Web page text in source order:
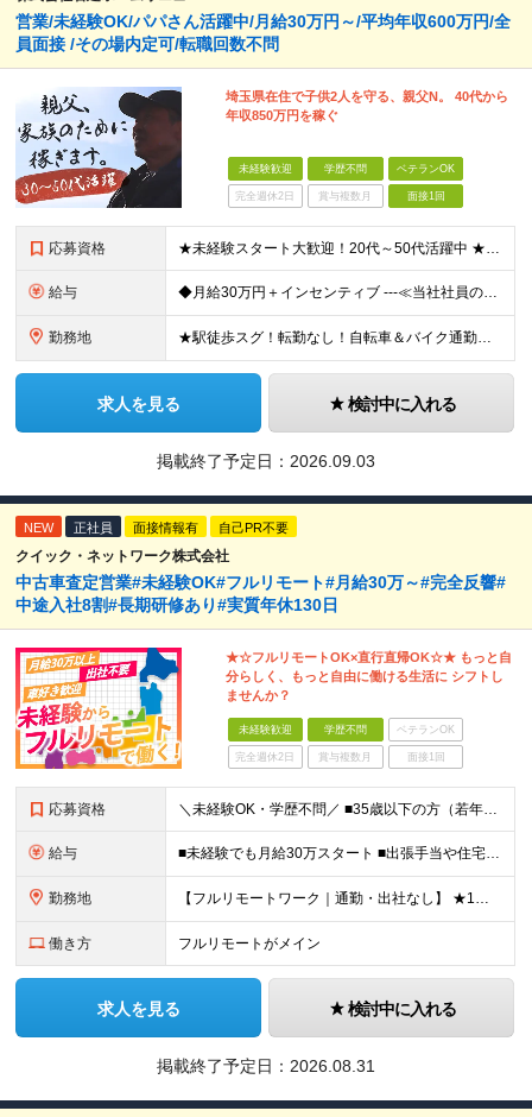
営業/未経験OK/パパさん活躍中/月給30万円～/平均年収600万円/全
員面接 /その場内定可/転職回数不問
埼玉県在住で子供2人を守る、親父N。 40代から
年収850万円を稼ぐ
未経験歓迎 学歴不問 ベテランOK
完全週休2日 賞与複数月 面接1回
応募資格 ★未経験スタート大歓迎！20代～50代活躍中 ★学歴・転職回数・ブランク不問 ★人柄重視の採用です！ ◆60歳未満の方【定年年齢を上限として募集するため】
給与 ◆月給30万円＋インセンティブ ---≪当社社員の実際の給与例≫--- ★元解体作業員・S（29歳） ・最高月収：67万8836円（総支給） ★元電気工事士・N（47歳） ・最高月収：96万508
勤務地 ★駅徒歩スグ！転勤なし！自転車＆バイク通勤相談OK 【本社】東京都足立区綾瀬2-27-12 (変更の範囲)上記を除く当社関連勤務地
求人を見る 検討中に入れる
掲載終了予定日： 2026.09.03
NEW 正社員 面接情報有 自己PR不要
クイック・ネットワーク株式会社
中古車査定営業#未経験OK#フルリモート#月給30万～#完全反響#
中途入社8割#長期研修あり#実質年休130日
★☆フルリモートOK×直行直帰OK☆★ もっと自
分らしく、もっと自由に働ける生活に シフトし
ませんか？
未経験歓迎 学歴不問 ベテランOK
完全週休2日 賞与複数月 面接1回
応募資格 ＼未経験OK・学歴不問／ ■35歳以下の方（若年層の長期キャリア形成のため） ■第二新卒OK ■普通自動車免許（AT）をお持ちの方 ▼▽こんな方はぜひご応募ください！▽▼ 「車の運転が好き！」 「地
給与 ■未経験でも月給30万スタート ■出張手当や住宅手当あり 【東京都・神奈川県】 月給35万円～60万円＋インセンティブ＋賞与＋諸手当 上記月給は、月42時間分の固定残業代（月8万3900円以上）を含
勤務地 【フルリモートワーク｜通勤・出社なし】 ★1人1台社用車貸与 ★転勤なし ★直帰直行OK 【本社】 兵庫県神戸市中央区明石町44 神戸御幸ビル4F ★☆積極採用中☆★ ◆北海道・東北：札幌／福島／
働き方 フルリモートがメイン
求人を見る 検討中に入れる
掲載終了予定日： 2026.08.31